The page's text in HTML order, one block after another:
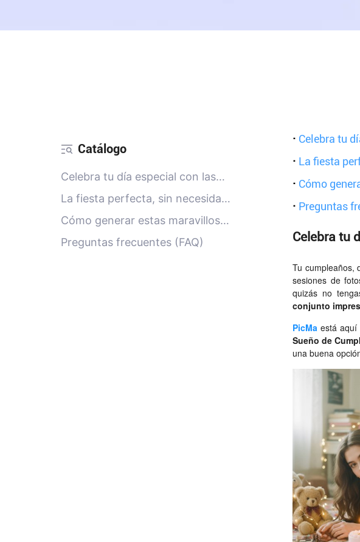
Catálogo
Celebra tu día especial con las
fotos IA de PicMa
La fiesta perfecta, sin necesidad
de planificación
Cómo generar estas maravillosas
fotos de cumpleaños
Preguntas frecuentes (FAQ)
· Celebra tu
· La fiesta
· Cómo
· Preguntas
Celebra tu
Tu cumpleaños,
sesiones de
quizás no
conjunto
PicMa está aquí
Sueño de
una buena